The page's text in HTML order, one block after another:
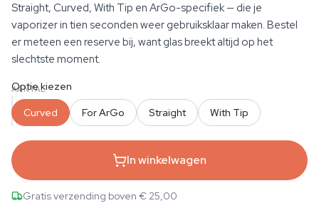
Straight, Curved, With Tip en ArGo-specifiek — die je
vaporizer in tien seconden weer gebruiksklaar maken. Bestel
er meteen een reserve bij, want glas breekt altijd op het
slechtste moment.
AANTAL
Optie kiezen
Curved For ArGo Straight With Tip
In winkelwagen
Gratis verzending boven € 25,00